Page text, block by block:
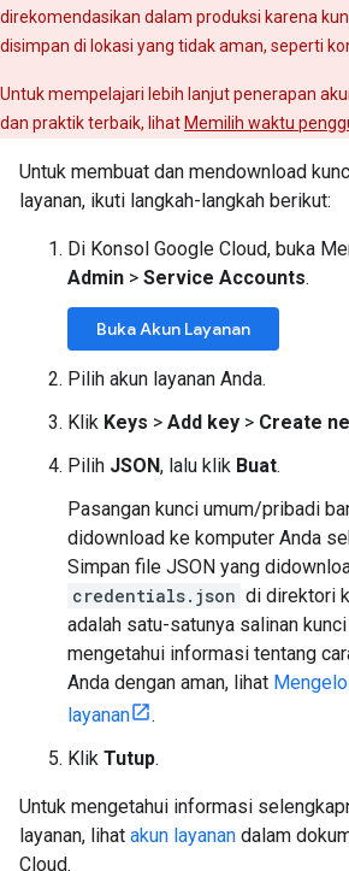
direkomendasikan dalam produksi karena
disimpan di lokasi yang tidak aman, seperti
Untuk mempelajari lebih lanjut penerapan
dan praktik terbaik, lihat Memilih waktu
Untuk membuat dan mendownload
layanan, ikuti langkah-langkah berikut:
Di Konsol Google Cloud, buka
Admin > Service Accounts.
Buka Akun Layanan
Pilih akun layanan Anda.
Klik Keys > Add key > Create
Pilih JSON, lalu klik Buat.
Pasangan kunci umum/pribadi
didownload ke komputer Anda
Simpan file JSON yang
credentials.json di direktori
adalah satu-satunya salinan kunci
mengetahui informasi tentang
Anda dengan aman, lihat
layanan
.
Klik Tutup.
Untuk mengetahui informasi
layanan, lihat akun layanan dalam
Cloud.